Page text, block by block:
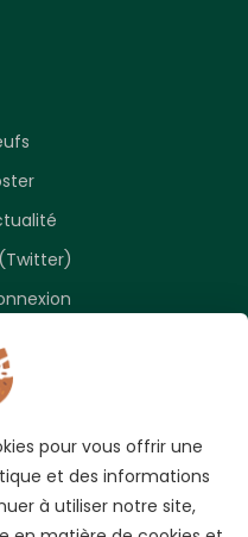
opportunités.
pour vous offrir une
et des informations
à utiliser notre site,